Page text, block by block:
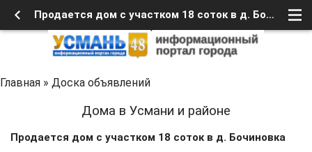
Продается дом с участком 18 соток в д. Бочиновка
Главная » Доска объявлений
Дома в Усмани и районе
Продается дом с участком 18 соток в д. Бочиновка